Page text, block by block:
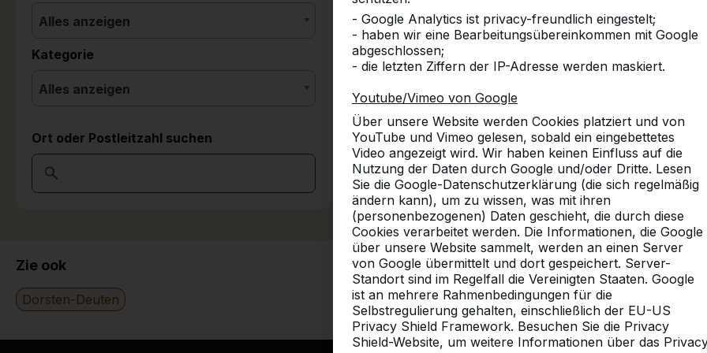
- Google Analytics ist privacy-freundlich eingestelt;
- haben wir eine Bearbeitungsübereinkommen mit Google
abgeschlossen;
- die letzten Ziffern der IP-Adresse werden maskiert.
Youtube/Vimeo von Google
Über unsere Website werden Cookies platziert und von
YouTube und Vimeo gelesen, sobald ein eingebettetes
Video angezeigt wird. Wir haben keinen Einfluss auf die
Nutzung der Daten durch Google und/oder Dritte. Lesen
Sie die Google-Datenschutzerklärung (die sich regelmäßig
ändern kann), um zu wissen, was mit ihren
(personenbezogenen) Daten geschieht, die durch diese
Cookies verarbeitet werden. Die Informationen, die Google
über unsere Website sammelt, werden an einen Server
von Google übermittelt und dort gespeichert. Server-
Standort sind im Regelfall die Vereinigten Staaten. Google
ist an mehrere Rahmenbedingungen für die
Selbstregulierung gehalten, einschließlich der EU-US
Privacy Shield Framework. Besuchen Sie die Privacy
Shield-Website, um weitere Informationen über das
Alles anzeigen
Kategorie
Alles anzeigen
Ort oder Postleitzahl suchen
Zie ook
Dorsten-Deuten